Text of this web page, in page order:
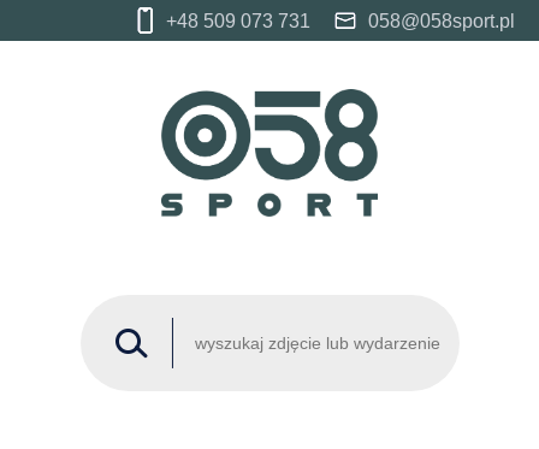
+48 509 073 731 058@058sport.pl